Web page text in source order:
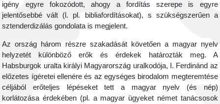
igény egyre fokozódott, ahogy a fordítás szerepe is egyre
jelentősebbé vált (l. pl. bibliafordításokat), s szükségszerűen a
sztenderdizálás gondolata is megjelent.
Az ország három részre szakadását követően a magyar nyelv
helyzetét különböző erők és érdekek határozták meg. A
Habsburgok uralta királyi Magyarország uralkodója, I. Ferdinánd az
előzetes ígéretei ellenére és az egységes birodalom megteremtése
céljából erőteljes lépéseket tett a magyar nyelv (és nép)
korlátozása érdekében (pl. a magyar ügyeket német tanácsosok